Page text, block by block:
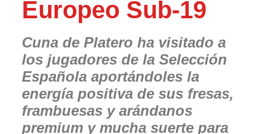
Europeo Sub-19
Cuna de Platero ha visitado a
los jugadores de la Selección
Española aportándoles la
energía positiva de sus fresas,
frambuesas y arándanos
premium y mucha suerte para